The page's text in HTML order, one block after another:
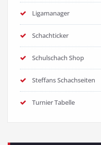
Ligamanager
Schachticker
Schulschach Shop
Steffans Schachseiten
Turnier Tabelle